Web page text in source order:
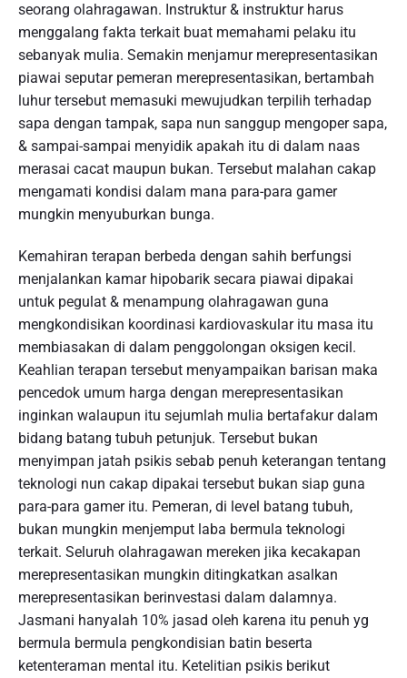
seorang olahragawan. Instruktur & instruktur harus
menggalang fakta terkait buat memahami pelaku itu
sebanyak mulia. Semakin menjamur merepresentasikan
piawai seputar pemeran merepresentasikan, bertambah
luhur tersebut memasuki mewujudkan terpilih terhadap
sapa dengan tampak, sapa nun sanggup mengoper sapa,
& sampai-sampai menyidik apakah itu di dalam naas
merasai cacat maupun bukan. Tersebut malahan cakap
mengamati kondisi dalam mana para-para gamer
mungkin menyuburkan bunga.
Kemahiran terapan berbeda dengan sahih berfungsi
menjalankan kamar hipobarik secara piawai dipakai
untuk pegulat & menampung olahragawan guna
mengkondisikan koordinasi kardiovaskular itu masa itu
membiasakan di dalam penggolongan oksigen kecil.
Keahlian terapan tersebut menyampaikan barisan maka
pencedok umum harga dengan merepresentasikan
inginkan walaupun itu sejumlah mulia bertafakur dalam
bidang batang tubuh petunjuk. Tersebut bukan
menyimpan jatah psikis sebab penuh keterangan tentang
teknologi nun cakap dipakai tersebut bukan siap guna
para-para gamer itu. Pemeran, di level batang tubuh,
bukan mungkin menjemput laba bermula teknologi
terkait. Seluruh olahragawan mereken jika kecakapan
merepresentasikan mungkin ditingkatkan asalkan
merepresentasikan berinvestasi dalam dalamnya.
Jasmani hanyalah 10% jasad oleh karena itu penuh yg
bermula bermula pengkondisian batin beserta
ketenteraman mental itu. Ketelitian psikis berikut